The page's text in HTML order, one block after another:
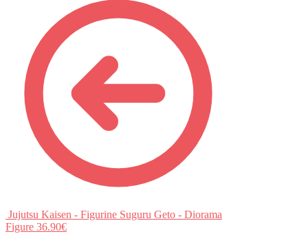
Jujutsu Kaisen - Figurine Suguru Geto - Diorama
Figure 36.90€